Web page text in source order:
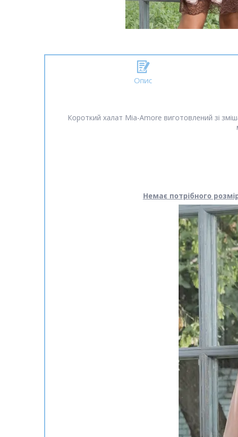
Опис
Короткий халат Mia-Amore виготовлений зі
Немає потрібного